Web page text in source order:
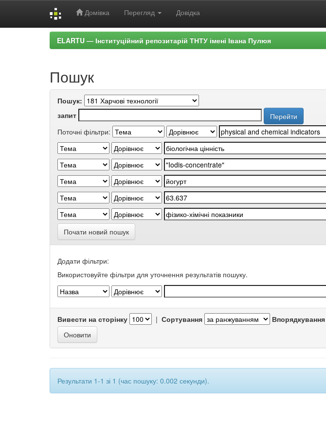
Домівка Перегляд Довідка
ELARTU — Інституційний репозитарій ТНТУ імені Івана Пулюя
Пошук
Пошук:
запит
Поточні фільтри:
Почати новий пошук
Додати фільтри:
Використовуйте фільтри для уточнення результатів пошуку.
Вивести на сторінку | Сортування Впорядкування
Результати 1-1 зі 1 (час пошуку: 0.002 секунди).